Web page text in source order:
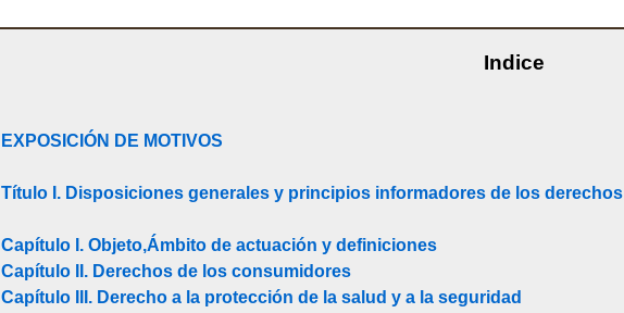
Indice
EXPOSICIÓN DE MOTIVOS
Título I. Disposiciones generales y principios informadores de los
Capítulo I. Objeto,Ámbito de actuación y definiciones
Capítulo II. Derechos de los consumidores
Capítulo III. Derecho a la protección de la salud y a la seguridad